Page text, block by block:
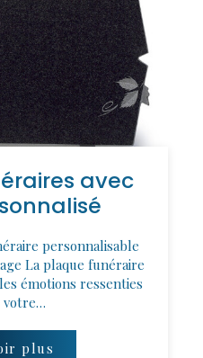
avec
personnalisable
La plaque funéraire
émotions ressenties
votre…
plus